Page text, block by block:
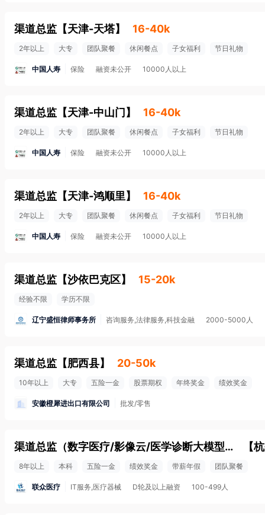
渠道总监 【天津-天塔】 16-40k
2年以上 大专 团队聚餐 休闲餐点 子女福利 节日礼物
中国人寿 保险 融资未公开 10000人以上
渠道总监 【天津-中山门 】 16-40k
2年以上 大专 团队聚餐 休闲餐点 子女福利 节日礼物
中国人寿 保险 融资未公开 10000人以上
渠道总监 【天津-鸿顺里】 16-40k
2年以上 大专 团队聚餐 休闲餐点 子女福利 节日礼物
中国人寿 保险 融资未公开 10000人以上
渠道总监 【沙依巴克区】 15-20k
经验不限 学历不限
辽宁盛恒律师事务所 咨询服务,法律服务,科技金融 2000-5000人
渠道总监 【肥西县】 20-50k
10年以上 大专 五险一金 股票期权 年终奖金 绩效奖金
安徽橙犀进出口有限公司 批发/零售
渠道总监（数字医疗/影像云/医学诊断大模型方向） 【
8年以上 本科 五险一金 绩效奖金 带薪年假 团队聚餐
联众医疗 IT服务,医疗器械 D轮及以上融资 100-499人